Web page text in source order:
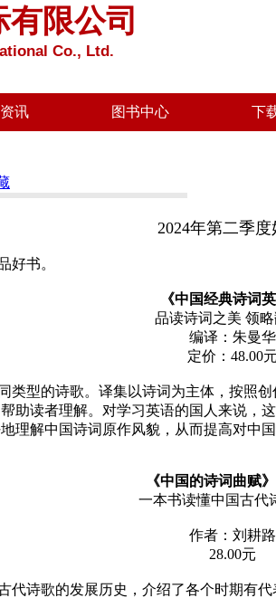
限公司
Co., Ltd.
讯 图书中心 下
2024年第二季
好书。
《中国经典诗词
品读诗词之美 领略
编译：朱曼华
定价： 48.00元
类型的诗歌。译集以诗词为主体，按
助读者理解。对学习英语的国人来说
理解中国诗词原作风貌，从而提高对中国
《中国的诗词曲赋
一本书读懂中国古代
作者：刘耕路
28.00元
代诗歌的发展历史，介绍了各个时期